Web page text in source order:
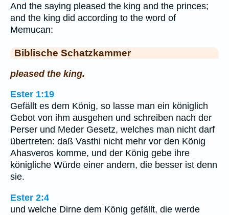
And the saying pleased the king and the princes;
and the king did according to the word of
Memucan:
Biblische Schatzkammer
pleased the king.
Ester 1:19
Gefällt es dem König, so lasse man ein königlich
Gebot von ihm ausgehen und schreiben nach der
Perser und Meder Gesetz, welches man nicht darf
übertreten: daß Vasthi nicht mehr vor den König
Ahasveros komme, und der König gebe ihre
königliche Würde einer andern, die besser ist denn
sie.
Ester 2:4
und welche Dirne dem König gefällt, die werde